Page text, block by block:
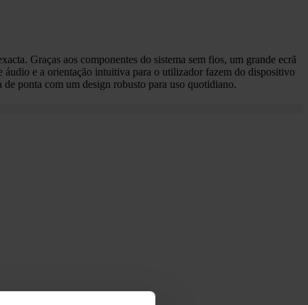
Graças aos componentes do sistema sem fios, um grande ecrã
e a orientação intuitiva para o utilizador fazem do dispositivo
ponta com um design robusto para uso quotidiano.